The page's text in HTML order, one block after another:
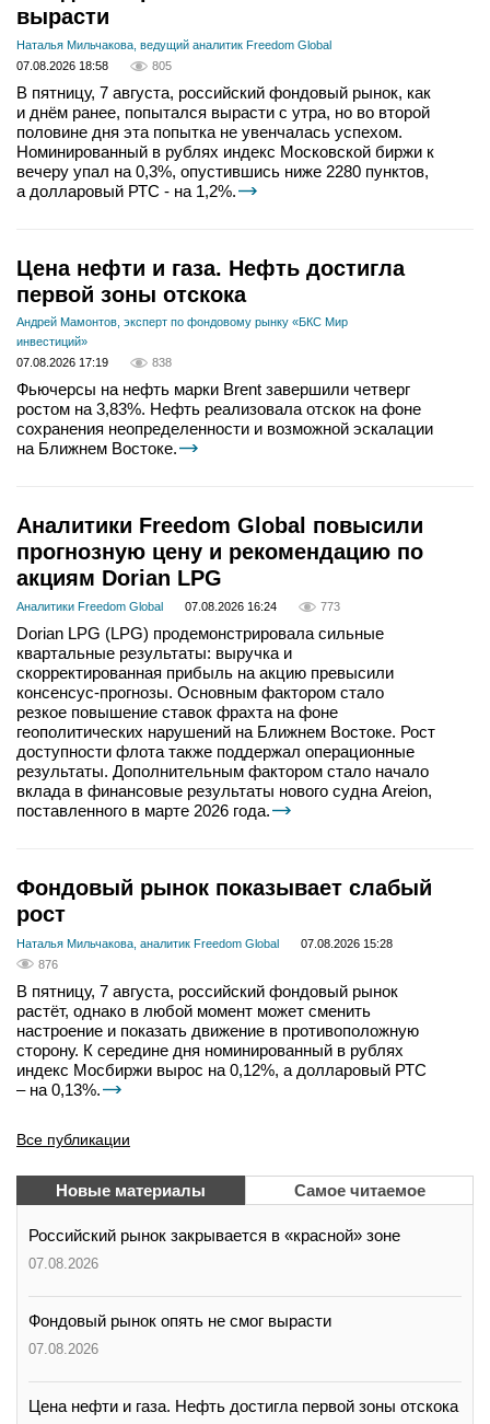
вырасти
Наталья Мильчакова, ведущий аналитик Freedom Global
07.08.2026 18:58
805
В пятницу, 7 августа, российский фондовый рынок, как
и днём ранее, попытался вырасти с утра, но во второй
половине дня эта попытка не увенчалась успехом.
Номинированный в рублях индекс Московской биржи к
вечеру упал на 0,3%, опустившись ниже 2280 пунктов,
а долларовый РТС - на 1,2%.
Цена нефти и газа. Нефть достигла
первой зоны отскока
Андрей Мамонтов, эксперт по фондовому рынку «БКС Мир
инвестиций»
07.08.2026 17:19
838
Фьючерсы на нефть марки Brent завершили четверг
ростом на 3,83%. Нефть реализовала отскок на фоне
сохранения неопределенности и возможной эскалации
на Ближнем Востоке.
Аналитики Freedom Global повысили
прогнозную цену и рекомендацию по
акциям Dorian LPG
Аналитики Freedom Global 07.08.2026 16:24 773
Dorian LPG (LPG) продемонстрировала сильные
квартальные результаты: выручка и
скорректированная прибыль на акцию превысили
консенсус-прогнозы. Основным фактором стало
резкое повышение ставок фрахта на фоне
геополитических нарушений на Ближнем Востоке. Рост
доступности флота также поддержал операционные
результаты. Дополнительным фактором стало начало
вклада в финансовые результаты нового судна Areion,
поставленного в марте 2026 года.
Фондовый рынок показывает слабый
рост
Наталья Мильчакова, аналитик Freedom Global
07.08.2026 15:28
876
В пятницу, 7 августа, российский фондовый рынок
растёт, однако в любой момент может сменить
настроение и показать движение в противоположную
сторону. К середине дня номинированный в рублях
индекс Мосбиржи вырос на 0,12%, а долларовый РТС
– на 0,13%.
Все публикации
Новые материалы Самое читаемое
Российский рынок закрывается в «красной» зоне
07.08.2026
Фондовый рынок опять не смог вырасти
07.08.2026
Цена нефти и газа. Нефть достигла первой зоны отскока